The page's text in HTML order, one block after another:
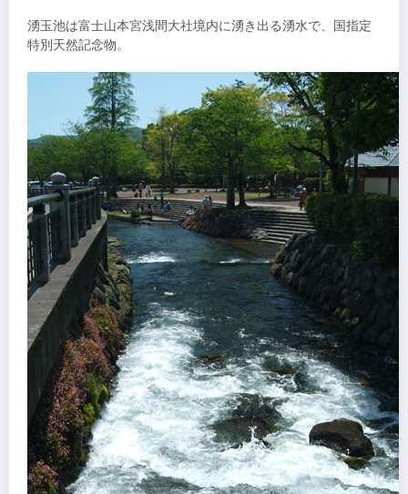
湧玉池は富士山本宮浅間大社境内に湧き出る湧水で、国指定
特別天然記念物。